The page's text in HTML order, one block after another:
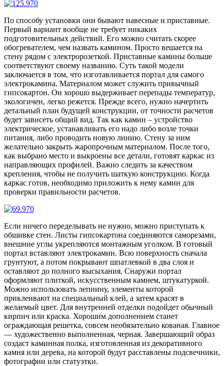
По способу установки они бывают навесные и приставные.
Первый вариант вообще не требует никаких
подготовительных действий. Его можно считать скорее
обогревателем, чем назвать камином. Просто вешается на
стену рядом с электророзеткой. Приставные камины больше
соответствуют своему названию. Суть такой модели
заключается в том, что изготавливается портал для самого
электрокамина. Материалом может служить привычный
гипсокартон. Он хорошо выдерживает перепады температур,
экологичен, легко режется. Прежде всего, нужно начертить
детальный план будущей конструкции, от точности расчетов
будет зависеть общий вид. Так как камин – устройство
электрическое, устанавливать его надо либо возле точки
питания, либо проводить новую линию. Стену за ним
желательно закрыть жаропрочным материалом. После того,
как выбрано место и выкроены все детали, готовят каркас из
направляющих профилей. Важно следить за качеством
крепления, чтобы не получить шаткую конструкцию. Когда
каркас готов, необходимо приложить к нему камин для
проверки правильности расчетов.
Если ничего переделывать не нужно, можно приступать к
обшивке стен. Листы гипсокартона соединяются саморезами,
внешние углы укрепляются монтажным уголком. В готовый
портал вставляют электрокамин. Всю поверхность сначала
грунтуют, а потом покрывают шпатлевкой в два слоя и
оставляют до полного высыхания. Снаружи портал
оформляют плиткой, искусственным камнем, штукатуркой.
Можно использовать лепнину, элементы которой
приклеивают на специальный клей, а затем красят в
желаемый цвет. Для внутренней отделки подойдет обычный
кирпич или краска. Хорошим дополнением станет
ограждающая решетка, совсем необязательно кованая. Главное
— художественно выполненная, черная. Завершающий образ
создаст каминная полка, изготовленная из декоративного
камня или дерева, на которой будут расставлены подсвечники,
фотографии или статуэтки.